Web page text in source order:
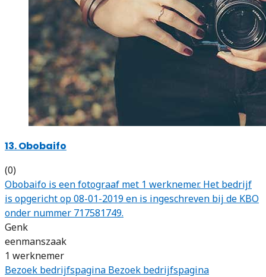
13. Obobaifo
(0)
Obobaifo is een fotograaf met 1 werknemer. Het bedrijf
is opgericht op 08-01-2019 en is ingeschreven bij de KBO
onder nummer 717581749.
Genk
eenmanszaak
1 werknemer
Bezoek bedrijfspagina Bezoek bedrijfspagina